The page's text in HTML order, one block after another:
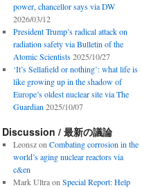
power, chancellor says via DW
2026/03/12
President Trump’s radical attack on
radiation safety via Bulletin of the
Atomic Scientists 2025/10/27
‘It’s Sellafield or nothing’: what life is
like growing up in the shadow of
Europe’s oldest nuclear site via The
Guardian 2025/10/07
Discussion / 最新の議論
Leonszon Combating corrosion in the
world’s aging nuclear reactors via
c&en
Mark Ultraon Special Report: Help